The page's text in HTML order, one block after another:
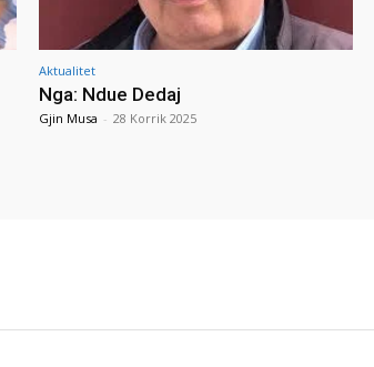
Aktualitet
Nga: Ndue Dedaj
Gjin Musa - 28 Korrik 2025